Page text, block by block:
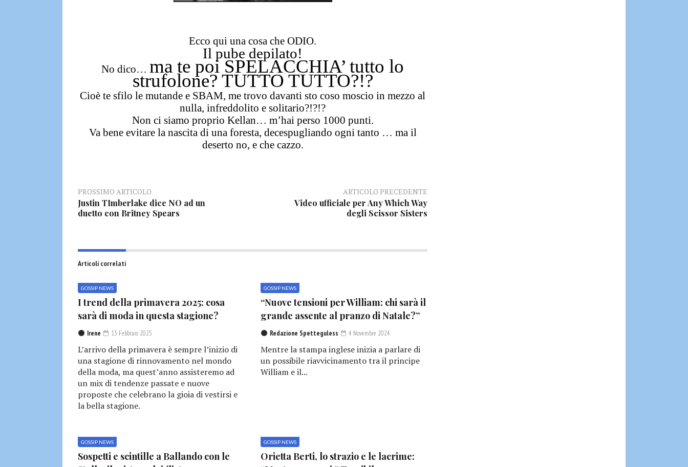
Ecco qui una cosa che ODIO.
Il pube depilato!
No dico… ma te poi SPELACCHIA’ tutto lo
strufolone? TUTTO TUTTO?!?
Cioè te sfilo le mutande e SBAM, me trovo davanti sto coso moscio in mezzo al
nulla, infreddolito e solitario?!?!?
Non ci siamo proprio Kellan… m’hai perso 1000 punti.
Va bene evitare la nascita di una foresta, decespugliando ogni tanto … ma il
deserto no, e che cazzo.
PROSSIMO ARTICOLO
Justin TImberlake dice NO ad un
duetto con Britney Spears
ARTICOLO PRECEDENTE
Video ufficiale per Any Which Way
degli Scissor Sisters
Articoli correlati
GOSSIP NEWS
I trend della primavera 2025: cosa
sarà di moda in questa stagione?
Irene 13 Febbraio 2025
L’arrivo della primavera è sempre l’inizio di
una stagione di rinnovamento nel mondo
della moda, ma quest’anno assisteremo ad
un mix di tendenze passate e nuove
proposte che celebrano la gioia di vestirsi e
la bella stagione.
GOSSIP NEWS
“Nuove tensioni per William: chi sarà il
grande assente al pranzo di Natale?”
Redazione Spetteguless 4 Novembre 2024
Mentre la stampa inglese inizia a parlare di
un possibile riavvicinamento tra il principe
William e il...
GOSSIP NEWS
Sospetti e scintille a Ballando con le
GOSSIP NEWS
Orietta Berti, lo strazio e le lacrime: